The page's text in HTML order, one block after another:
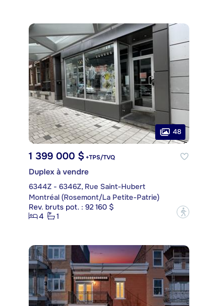
48
1 399 000 $ +TPS/TVQ
Duplex à vendre
6344Z - 6346Z, Rue Saint-Hubert
Montréal (Rosemont/La Petite-Patrie)
Rev. bruts pot. : 92 160 $
4
1 ?